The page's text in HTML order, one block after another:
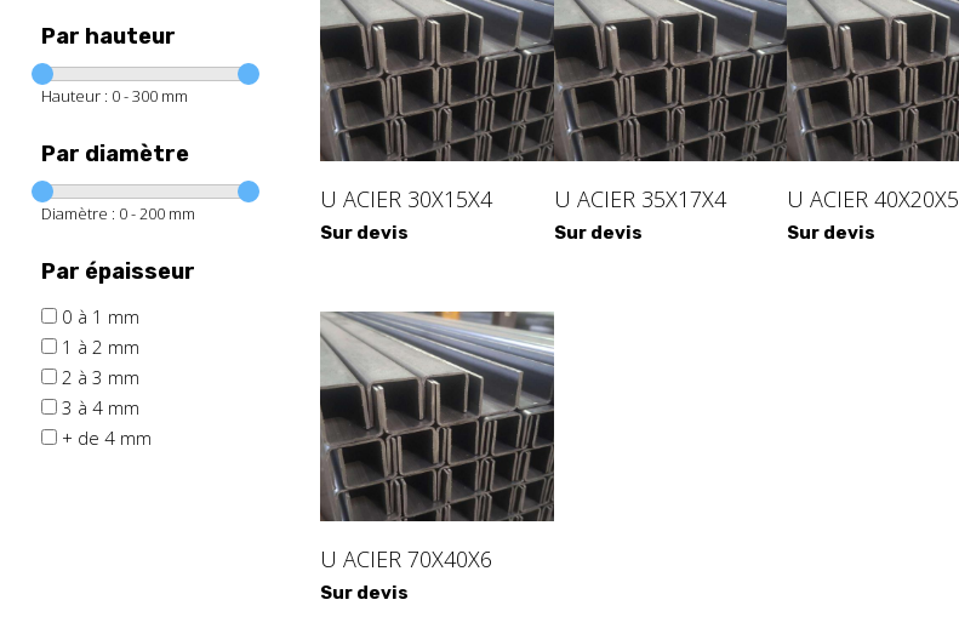
Par hauteur
Hauteur : 0 - 300mm
Par diamètre
Diamètre : 0 - 200mm
Par épaisseur
0 à 1 mm
1 à 2 mm
2 à 3 mm
3 à 4 mm
+ de 4 mm
U ACIER 30X15X4
Sur devis
U ACIER 35X17X4
Sur devis
U ACIER 40X20X5
Sur devis
U ACIER 70X40X6
Sur devis